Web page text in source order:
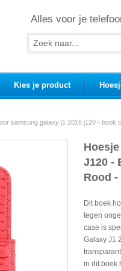
Alles voor je
Kies je product
samsung galaxy j1 2016 j120 -
J120 -
Rood
Dit boek
tegen
case is
Galaxy J1
in dit boek